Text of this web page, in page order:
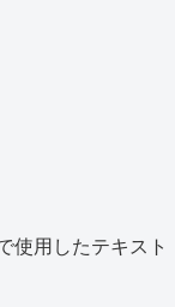
使用したテキスト